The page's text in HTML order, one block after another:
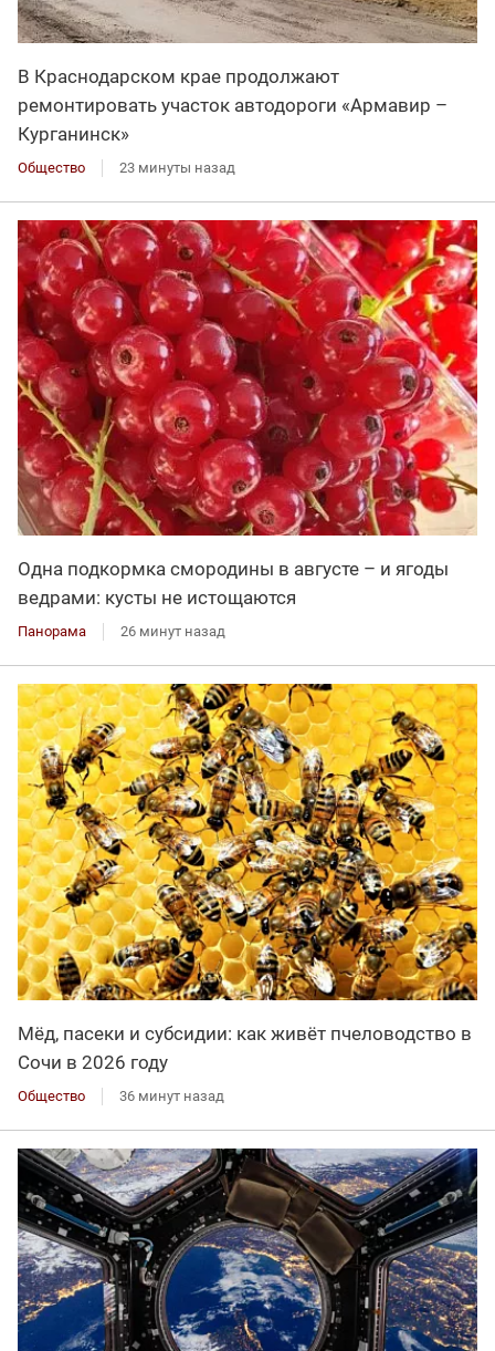
В Краснодарском крае продолжают
ремонтировать участок автодороги «Армавир –
Курганинск»
Общество 23 минуты назад
Одна подкормка смородины в августе – и ягоды
ведрами: кусты не истощаются
Панорама 26 минут назад
Мёд, пасеки и субсидии: как живёт пчеловодство в
Сочи в 2026 году
Общество 36 минут назад